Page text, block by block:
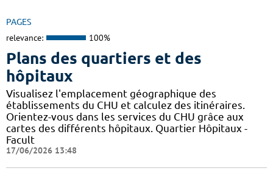
PAGES
relevance: 100%
Plans des quartiers et des
hôpitaux
Visualisez l'emplacement géographique des
établissements du CHU et calculez des itinéraires.
Orientez-vous dans les services du CHU grâce aux
cartes des différents hôpitaux. Quartier Hôpitaux -
Facult
17/06/2026 13:48